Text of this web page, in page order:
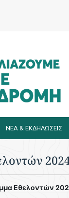
ΝΕΑ & ΕΚΔΗΛΩΣΕΙΣ
Εθελοντών